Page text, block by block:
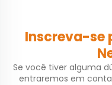
Inscreva-se
Se você tiver alguma
entraremos em